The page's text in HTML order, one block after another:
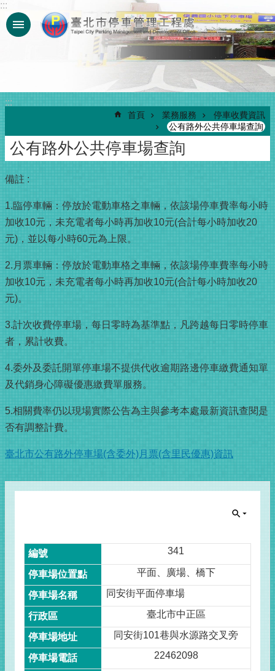
跳到主要內容區塊
:::
:::
首頁 業務服務
停車收費資訊
公有路外公共停車場查詢
公有路外公共停車場查詢
備註 :
1.臨停車輛：停放於電動車格之車輛，依該場停車費率每小時
加收10元，未充電者每小時再加收10元(合計每小時加收20
元)，並以每小時60元為上限。
2.月票車輛：停放於電動車格之車輛，依該場停車費率每小時
加收10元，未充電者每小時再加收10元(合計每小時加收20
元)。
3.計次收費停車場，每日零時為基準點，凡跨越每日零時停車
者，累計收費。
4.委外及委託開單停車場不提供代收逾期路邊停車繳費通知單
及代銷身心障礙優惠繳費單服務。
5.相關費率仍以現場實際公告為主與參考本處最新資訊查閱是
否有調整計費。
臺北市公有路外停車場(含委外)月票(含里民優惠)資訊
341
平面、廣場、橋下
同安街平面停車場
臺北市中正區
同安街101巷與水源路交叉旁
22462098